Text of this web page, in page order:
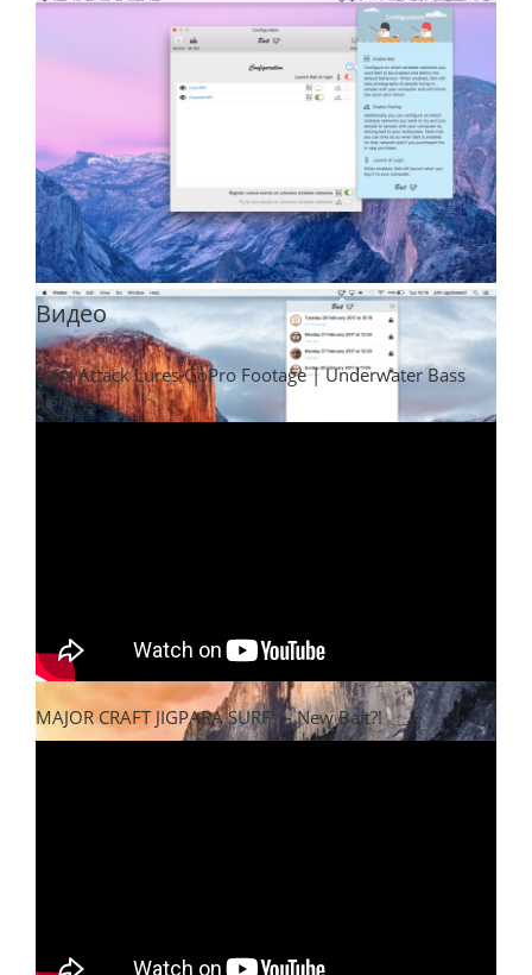
Видео
Bass Attack Lures GoPro Footage | Underwater Bass
Fishing
MAJOR CRAFT JIGPARA SURF! -- New Bait?!